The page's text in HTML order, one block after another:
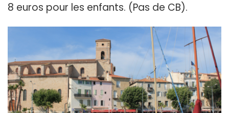
8 euros pour les enfants. (Pas de CB).